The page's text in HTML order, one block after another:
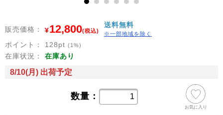
販売価格： ¥12,800(税込)
送料無料
※一部地域を除く
ポイント： 128pt (1%)
在庫状況： 在庫あり
8/10(月) 出荷予定
数量：
お気に入り